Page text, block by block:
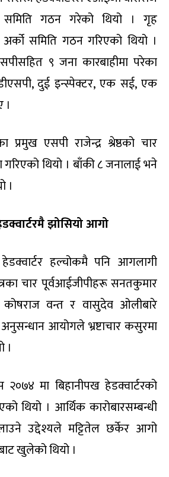
समिति गठन गरेको थियो । गृह
अर्को समिति गठन गरिएको थियो ।
९ जना कारबाहीमा परेका
दुई इन्स्पेक्टर, एक सई, एक
प्रमुख एसपी राजेन्द्र श्रेष्ठको चार
गरिएको थियो । बाँकी ८ जनालाई भने
।
झोसियो आगो
हल्चोकमै पनि आगलागी
चार पूर्वआईजीपीहरू सनतकुमार
कोषराज वन्त र वासुदेव ओलीबारे
आयोगले भ्रष्टाचार कसुरमा
।
मा बिहानीपख हेडक्वार्टरको
थियो । आर्थिक कारोबारसम्बन्धी
उद्देश्यले मट्टितेल छर्केर आगो
खुलेको थियो ।